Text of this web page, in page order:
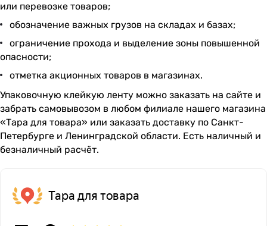
или перевозке товаров;
обозначение важных грузов на складах и базах;
ограничение прохода и выделение зоны повышенной
опасности;
отметка акционных товаров в магазинах.
Упаковочную клейкую ленту можно заказать на сайте и
забрать самовывозом в любом филиале нашего магазина
«Тара для товара» или заказать доставку по Санкт-
Петербурге и Ленинградской области. Есть наличный и
безналичный расчёт.
Тара для товара